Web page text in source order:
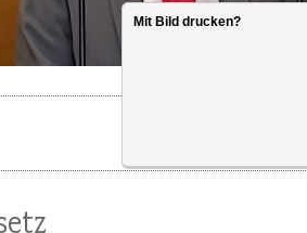
Mit Bild drucken?